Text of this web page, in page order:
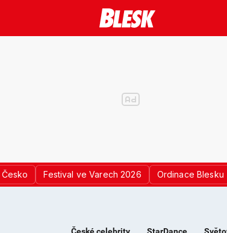
Festival ve Varech 2026 Ordinace Blesku